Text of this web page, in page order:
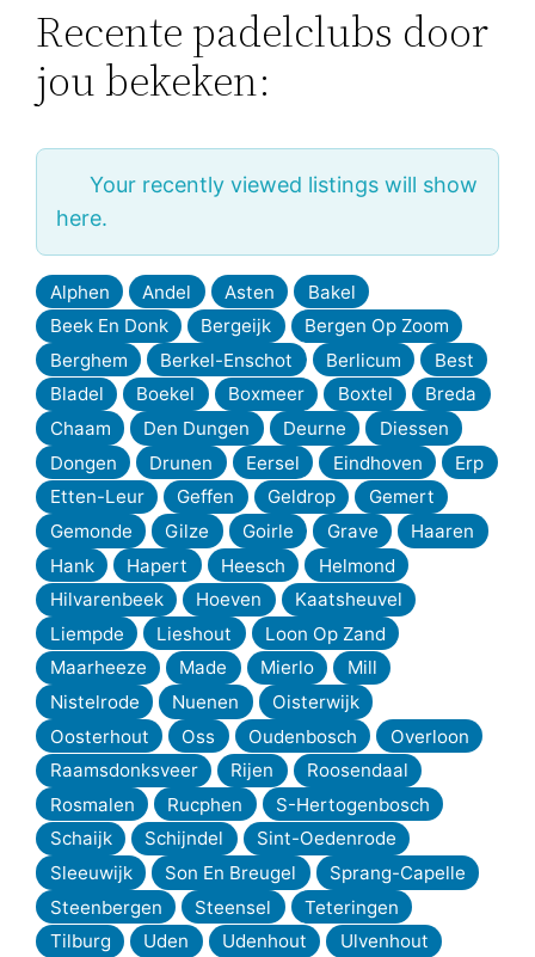
Recente padelclubs door
jou bekeken:
Your recently viewed listings will show
here.
Alphen Andel Asten
Bakel
Beek En Donk
Bergeijk
Bergen Op Zoom
Berghem
Berkel-Enschot Berlicum
Best
Bladel
Boekel Boxmeer Boxtel
Breda
Chaam
Den Dungen Deurne
Diessen
Dongen
Drunen Eersel Eindhoven
Erp
Etten-Leur
Geffen Geldrop
Gemert
Gemonde
Gilze Goirle Grave
Haaren
Hank
Hapert Heesch
Helmond
Hilvarenbeek
Hoeven
Kaatsheuvel
Liempde
Lieshout
Loon Op Zand
Maarheeze
Made Mierlo
Mill
Nistelrode
Nuenen
Oisterwijk
Oosterhout
Oss Oudenbosch
Overloon
Raamsdonksveer
Rijen
Roosendaal
Rosmalen
Rucphen
S-Hertogenbosch
Schaijk
Schijndel
Sint-Oedenrode
Sleeuwijk
Son En Breugel
Sprang-Capelle
Steenbergen
Steensel
Teteringen
Tilburg
Uden Udenhout
Ulvenhout